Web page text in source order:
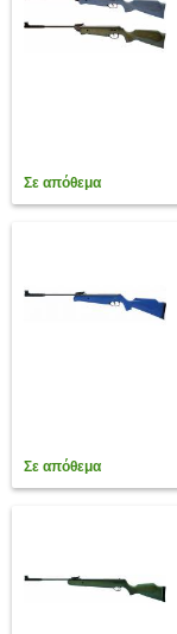
Σε απόθεμα
Σε απόθεμα